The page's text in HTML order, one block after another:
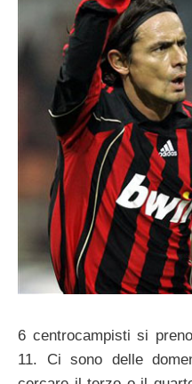
6 centrocampisti si
11. Ci sono delle